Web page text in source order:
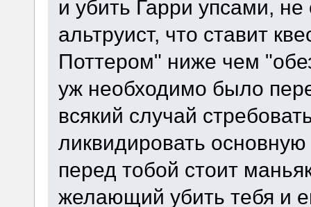
и убить Гарри упсами,
альтруист, что ставит
Поттером" ниже чем
уж необходимо было
всякий случай
ликвидировать
перед тобой стоит
желающий убить тебя и